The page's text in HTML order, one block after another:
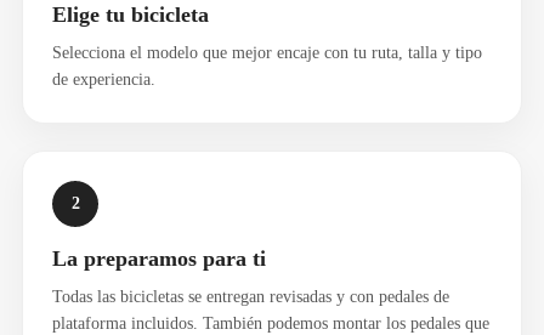
Elige tu bicicleta
Selecciona el modelo que mejor encaje con tu ruta, talla y tipo
de experiencia.
2
La preparamos para ti
Todas las bicicletas se entregan revisadas y con pedales de
plataforma incluidos. También podemos montar los pedales que